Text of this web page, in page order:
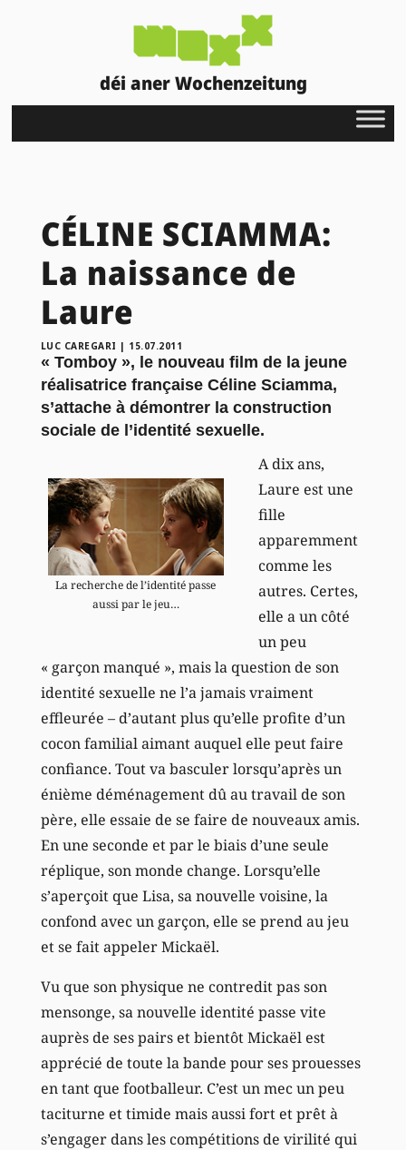
déi aner Wochenzeitung
CÉLINE SCIAMMA:
La naissance de
Laure
LUC CAREGARI | 15.07.2011
« Tomboy », le nouveau film de la jeune
réalisatrice française Céline Sciamma,
s’attache à démontrer la construction
sociale de l’identité sexuelle.
La recherche de l’identité passe
aussi par le jeu…
A dix ans,
Laure est une
fille
apparemment
comme les
autres. Certes,
elle a un côté
un peu
« garçon manqué », mais la question de son
identité sexuelle ne l’a jamais vraiment
effleurée – d’autant plus qu’elle profite d’un
cocon familial aimant auquel elle peut faire
confiance. Tout va basculer lorsqu’après un
énième déménagement dû au travail de son
père, elle essaie de se faire de nouveaux amis.
En une seconde et par le biais d’une seule
réplique, son monde change. Lorsqu’elle
s’aperçoit que Lisa, sa nouvelle voisine, la
confond avec un garçon, elle se prend au jeu
et se fait appeler Mickaël.
Vu que son physique ne contredit pas son
mensonge, sa nouvelle identité passe vite
auprès de ses pairs et bientôt Mickaël est
apprécié de toute la bande pour ses prouesses
en tant que footballeur. C’est un mec un peu
taciturne et timide mais aussi fort et prêt à
s’engager dans les compétitions de virilité qui